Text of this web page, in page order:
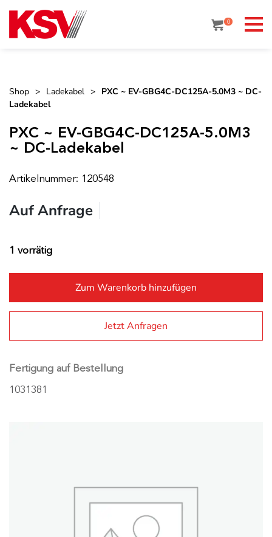
content
0
Shop > Ladekabel > PXC ~ EV-GBG4C-DC125A-5.0M3 ~ DC-
Ladekabel
PXC ~ EV-GBG4C-DC125A-5.0M3
~ DC-Ladekabel
Artikelnummer: 120548
Auf Anfrage
1 vorrätig
Zum Warenkorb hinzufügen
Jetzt Anfragen
Fertigung auf Bestellung
1031381